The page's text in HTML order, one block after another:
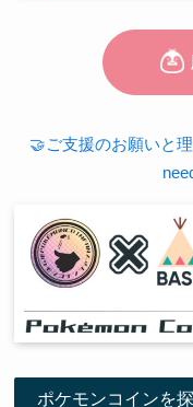
🤝ご支援のお願いと
ポケモンコインを